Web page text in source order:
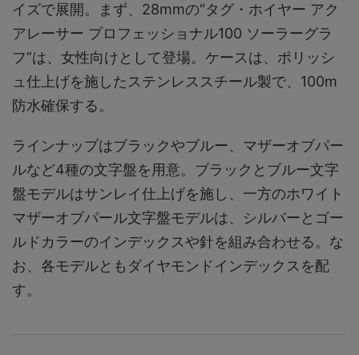
イズで展開。まず、28mmの“タグ・ホイヤー アク
アレーサー プロフェッショナル100 ソーラーグラ
フ”は、女性向けとして登場。ケースは、ポリッシ
ュ仕上げを施したステンレススチール製で、100m
防水確保する。
ラインナップはブラックやブルー、マザーオブパー
ルなど4種の文字盤を用意。ブラックとブルー文字
盤モデルはサンレイ仕上げを施し、一方のホワイト
マザーオブパール文字盤モデルは、シルバーとゴー
ルドカラーのインデックスや針を組み合わせる。な
お、各モデルともダイヤモンドインデックスを配
す。